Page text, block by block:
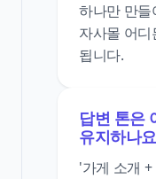
하나만 만들
자사몰 어
됩니다.
답변 톤은
유지하나
'가게 소개